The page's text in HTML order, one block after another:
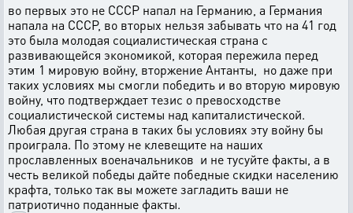
во первых это не СССР напал на Германию, а Германия
напала на СССР, во вторых нельзя забывать что на 41 год
это была молодая социалистическая страна с
развивающейся экономикой, которая пережила перед
этим 1 мировую войну, вторжение Антанты, но даже при
таких условиях мы смогли победить и во вторую мировую
войну, что подтверждает тезис о превосходстве
социалистической системы над капиталистической.
Любая другая страна в таких бы условиях эту войну бы
проиграла. По этому не клевещите на наших
прославленных военачальников и не тусуйте факты, а в
честь великой победы дайте победные скидки населению
крафта, только так вы можете загладить ваши не
патриотично поданные факты.